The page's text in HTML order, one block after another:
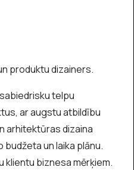
produktu dizainers.
telpu
ar augstu atbildību
arhitektūras dizaina
un laika plānu.
klientu biznesa mērķiem.